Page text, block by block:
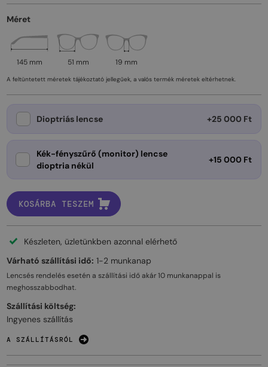
Méret
145 mm 51 mm 19 mm
A feltüntetett méretek tájékoztató jellegűek, a valós termék méretek eltérhetnek.
Dioptriás lencse +25 000 Ft
Kék-fényszűrő (monitor) lencse
dioptria nékül
+15 000 Ft
KOSÁRBA TESZEM
Készleten, üzletünkben azonnal elérhető
Várható szállítási idő: 1-2 munkanap
Lencsés rendelés esetén a szállítási idő akár10 munkanappal is
meghosszabbodhat.
Szállítási költség:
Ingyenes szállítás
A SZÁLLÍTÁSRÓL